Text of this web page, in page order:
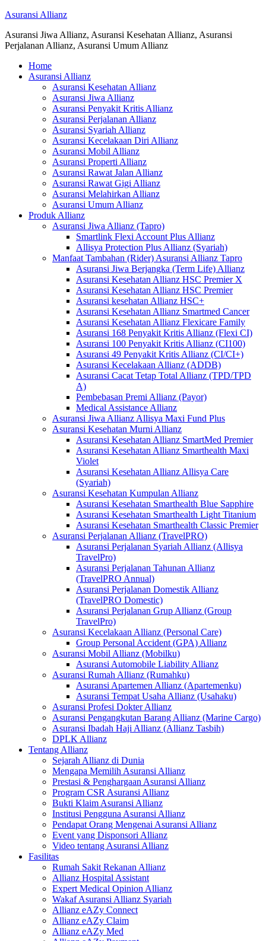
Asuransi Allianz
Asuransi Jiwa Allianz, Asuransi Kesehatan Allianz, Asuransi
Perjalanan Allianz, Asuransi Umum Allianz
Home
Asuransi Allianz
Asuransi Kesehatan Allianz
Asuransi Jiwa Allianz
Asuransi Penyakit Kritis Allianz
Asuransi Perjalanan Allianz
Asuransi Syariah Allianz
Asuransi Kecelakaan Diri Allianz
Asuransi Mobil Allianz
Asuransi Properti Allianz
Asuransi Rawat Jalan Allianz
Asuransi Rawat Gigi Allianz
Asuransi Melahirkan Allianz
Asuransi Umum Allianz
Produk Allianz
Asuransi Jiwa Allianz (Tapro)
Smartlink Flexi Account Plus Allianz
Allisya Protection Plus Allianz (Syariah)
Manfaat Tambahan (Rider) Asuransi Allianz Tapro
Asuransi Jiwa Berjangka (Term Life) Allianz
Asuransi Kesehatan Allianz HSC Premier X
Asuransi Kesehatan Allianz HSC Premier
Asuransi kesehatan Allianz HSC+
Asuransi Kesehatan Allianz Smartmed Cancer
Asuransi Kesehatan Allianz Flexicare Family
Asuransi 168 Penyakit Kritis Allianz (Flexi CI)
Asuransi 100 Penyakit Kritis Allianz (CI100)
Asuransi 49 Penyakit Kritis Allianz (CI/CI+)
Asuransi Kecelakaan Allianz (ADDB)
Asuransi Cacat Tetap Total Allianz (TPD/TPD
A)
Pembebasan Premi Allianz (Payor)
Medical Assistance Allianz
Asuransi Jiwa Allianz Allisya Maxi Fund Plus
Asuransi Kesehatan Murni Allianz
Asuransi Kesehatan Allianz SmartMed Premier
Asuransi Kesehatan Allianz Smarthealth Maxi
Violet
Asuransi Kesehatan Allianz Allisya Care
(Syariah)
Asuransi Kesehatan Kumpulan Allianz
Asuransi Kesehatan Smarthealth Blue Sapphire
Asuransi Kesehatan Smarthealth Light Titanium
Asuransi Kesehatan Smarthealth Classic Premier
Asuransi Perjalanan Allianz (TravelPRO)
Asuransi Perjalanan Syariah Allianz (Allisya
TravelPro)
Asuransi Perjalanan Tahunan Allianz
(TravelPRO Annual)
Asuransi Perjalanan Domestik Allianz
(TravelPRO Domestic)
Asuransi Perjalanan Grup Allianz (Group
TravelPro)
Asuransi Kecelakaan Allianz (Personal Care)
Group Personal Accident (GPA) Allianz
Asuransi Mobil Allianz (Mobilku)
Asuransi Automobile Liability Allianz
Asuransi Rumah Allianz (Rumahku)
Asuransi Apartemen Allianz (Apartemenku)
Asuransi Tempat Usaha Allianz (Usahaku)
Asuransi Profesi Dokter Allianz
Asuransi Pengangkutan Barang Allianz (Marine Cargo)
Asuransi Ibadah Haji Allianz (Allianz Tasbih)
DPLK Allianz
Tentang Allianz
Sejarah Allianz di Dunia
Mengapa Memilih Asuransi Allianz
Prestasi & Penghargaan Asuransi Allianz
Program CSR Asuransi Allianz
Bukti Klaim Asuransi Allianz
Institusi Pengguna Asuransi Allianz
Pendapat Orang Mengenai Asuransi Allianz
Event yang Disponsori Allianz
Video tentang Asuransi Allianz
Fasilitas
Rumah Sakit Rekanan Allianz
Allianz Hospital Assistant
Expert Medical Opinion Allianz
Wakaf Asuransi Allianz Syariah
Allianz eAZy Connect
Allianz eAZy Claim
Allianz eAZy Med